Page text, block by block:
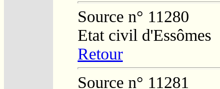
Source n° 11280
Etat civil d'Essômes
Retour
Source n° 11281